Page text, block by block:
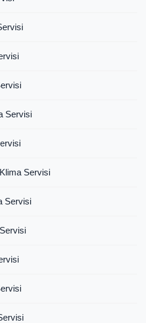
Servisi
Servisi
Servisi